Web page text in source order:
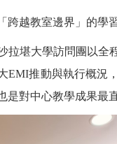
越教室邊界」的學
拉堪大學訪問團以
EMI推動與執行概況
對中心教學成果最